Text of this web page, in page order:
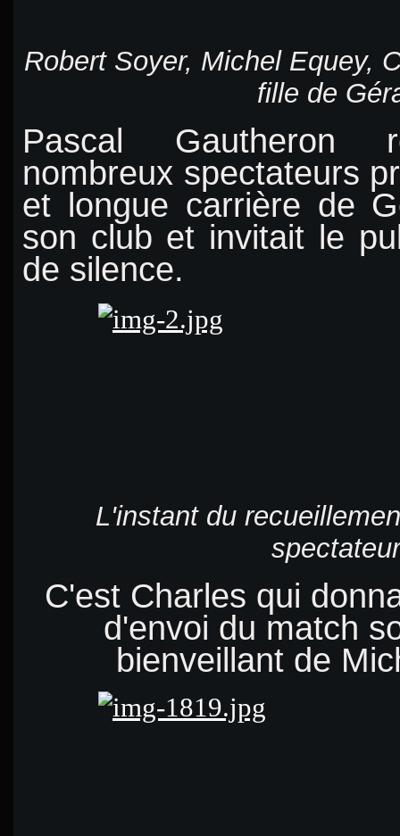
Robert Soyer, Michel Equey,
fille de
Pascal Gautheron
nombreux spectateurs
et longue carrière de
son club et invitait le
de silence.
L'instant du
C'est Charles qui
d'envoi du match
bienveillant de